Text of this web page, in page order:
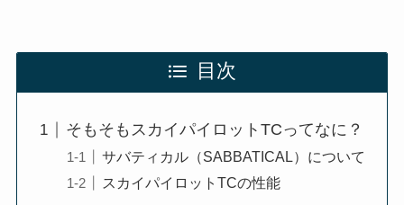
目次
そもそもスカイパイロットTCってなに？
サバティカル（SABBATICAL）について
スカイパイロットTCの性能